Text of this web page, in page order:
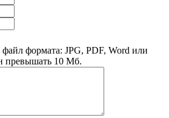
формата: JPG, PDF, Word или
превышать 10 Мб.